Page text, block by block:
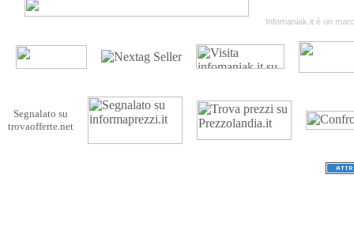
Infomaniak.it è un
Segnalato su
trovaofferte.net